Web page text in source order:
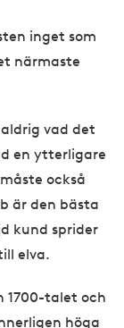
inget som
närmaste
vad det
en ytterligare
också
är den bästa
kund sprider
elva.
1700-talet och
höga